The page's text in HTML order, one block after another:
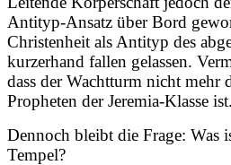
Antityp-Ansatz über Bord
Christenheit als Antityp des
kurzerhand fallen gelassen.
dass der Wachtturm nicht mehr
Propheten der Jeremia-Klasse
Dennoch bleibt die Frage: Was
Tempel?